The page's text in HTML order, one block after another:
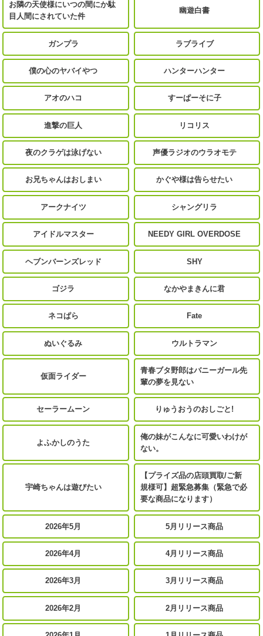
お隣の天使様にいつの間にか駄
目人間にされていた件
幽遊白書
ガンプラ ラブライブ
僕の心のヤバイやつ ハンターハンター
アオのハコ すーぱーそに子
進撃の巨人 リコリス
夜のクラゲは泳げない 声優ラジオのウラオモテ
お兄ちゃんはおしまい かぐや様は告らせたい
アークナイツ シャングリラ
アイドルマスター NEEDY GIRL OVERDOSE
ヘブンバーンズレッド SHY
ゴジラ なかやまきんに君
ネコぱら Fate
ぬいぐるみ ウルトラマン
仮面ライダー
青春ブタ野郎はバニーガール先
輩の夢を見ない
セーラームーン りゅうおうのおしごと!
よふかしのうた
俺の妹がこんなに可愛いわけが
ない。
宇崎ちゃんは遊びたい
【プライズ品の店頭買取/ご新
規様可】超緊急募集（緊急で必
要な商品になります）
2026年5月 5月リリース商品
2026年4月 4月リリース商品
2026年3月 3月リリース商品
2026年2月 2月リリース商品